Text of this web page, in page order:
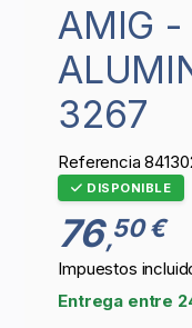
AMIG - TENDEDERO EXTENSIBLE
3267
Referencia
DISPONIBLE
76,50 €
Impuestos
Entrega entre